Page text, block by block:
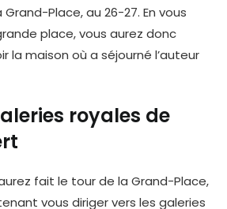
Place, au 26-27. En vous
place, vous aurez donc
la maison où a séjourné l’auteur
royales de
fait le tour de la Grand-Place,
vous diriger vers les galeries